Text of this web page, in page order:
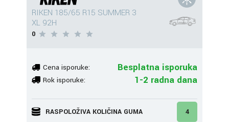
RIKEN 185/65 R15 SUMMER 3
XL 92H
0
Cena isporuke: Besplatna isporuka
Rok isporuke: 1-2 radna dana
RASPOLOŽIVA KOLIČINA GUMA 4